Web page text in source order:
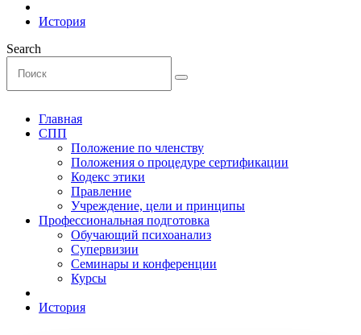
История
Search
Главная
СПП
Положение по членству
Положения о процедуре сертификации
Кодекс этики
Правление
Учреждение, цели и принципы
Профессиональная подготовка
Обучающий психоанализ
Супервизии
Семинары и конференции
Курсы
История